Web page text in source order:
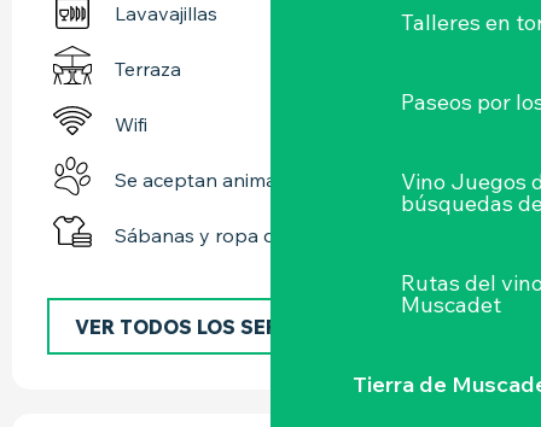
Talleres en
Paseos por
Vino Juegos
búsquedas
Rutas del
Muscadet
Tierra de
Lavavajillas
Terraza
Wifi
Se aceptan animales
Sábanas y ropa de cama
VER TODOS LOS SERVICIOS